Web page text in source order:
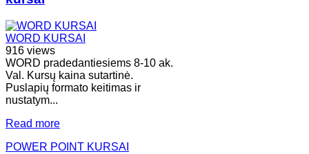
WORD KURSAI
916 views
WORD pradedantiesiems 8-10 ak.
Val. Kursų kaina sutartinė.
Puslapių formato keitimas ir
nustatym...
Read more
POWER POINT KURSAI